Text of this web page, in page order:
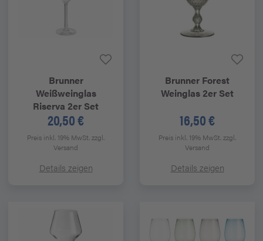
Brunner
Weißweinglas
Riserva 2er Set
20,50 €
Preis inkl. 19% MwSt.zzgl.
Versand
Details zeigen
Brunner Forest
Weinglas 2er Set
16,50 €
Preis inkl. 19% MwSt.zzgl.
Versand
Details zeigen